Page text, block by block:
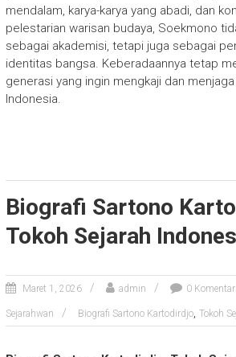
mendalam, karya-karya yang abadi, dan
pelestarian warisan budaya, Soekmono
sebagai akademisi, tetapi juga sebagai
identitas bangsa. Keberadaannya tetap
generasi yang ingin mengkaji dan
Indonesia.
Biografi Sartono
Tokoh Sejarah
Maret 1, 2026 admin 0 Komentar
Sejarahwan Biografi Sartono Kartodirdjo, Tokoh